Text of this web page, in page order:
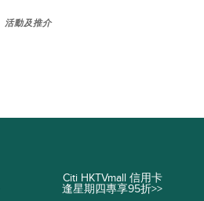
活動及推介
Citi HKTVmall 信用卡
逢星期四專享95折>>